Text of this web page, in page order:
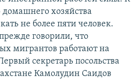
хозяйства
не более пяти человек.
говорили, что
мигрантов работают на
секретарь посольства
Камолудин Саидов